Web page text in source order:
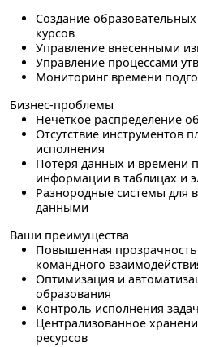
Создание
курсов
Управление внесенными
Управление процессами
Мониторинг времени
Бизнес-проблемы
Нечеткое распределение
Отсутствие инструментов
исполнения
Потеря данных и времени
информации в таблицах и
Разнородные системы для
данными
Ваши преимущества
Повышенная
командного
Оптимизация и
образования
Контроль исполнения
Централизованное
ресурсов